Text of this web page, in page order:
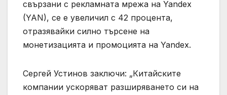
свързани с рекламната мрежа на Yandex
(YAN), се е увеличил с 42 процента,
отразявайки силно търсене на
монетизацията и промоцията на Yandex.
Сергей Устинов заключи: „Китайските
компании ускоряват разширяването си на